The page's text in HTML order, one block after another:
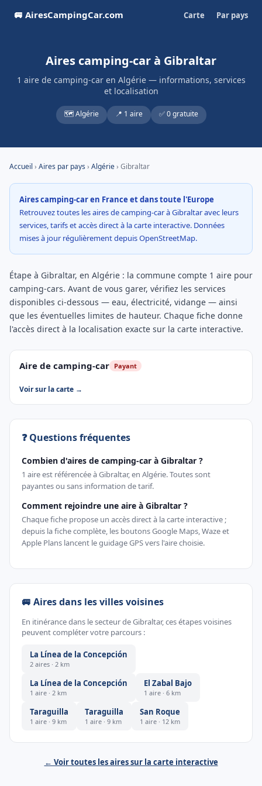
🚐 AiresCampingCar.com Carte Par pays
Aires camping-car à Gibraltar
1 aire de camping-car en Algérie — informations, services
et localisation
🗺️ Algérie 📍 1 aire ✅ 0 gratuite
Accueil › Aires par pays› Algérie› Gibraltar
Aires camping-car en France et dans toute l'Europe
Retrouvez toutes les aires de camping-car à Gibraltar avec leurs
services, tarifs et accès direct à la carte interactive. Données
mises à jour régulièrement depuis OpenStreetMap.
Étape à Gibraltar, en Algérie : la commune compte 1 aire pour
camping-cars. Avant de vous garer, vérifiez les services
disponibles ci-dessous — eau, électricité, vidange — ainsi
que les éventuelles limites de hauteur. Chaque fiche donne
l'accès direct à la localisation exacte sur la carte interactive.
Aire de camping-car Payant
Voir sur la carte →
❓ Questions fréquentes
Combien d'aires de camping-car à Gibraltar ?
1 aire est référencée à Gibraltar, en Algérie. Toutes sont
payantes ou sans information de tarif.
Comment rejoindre une aire à Gibraltar ?
Chaque fiche propose un accès direct à la carte interactive ;
depuis la fiche complète, les boutons Google Maps, Waze et
Apple Plans lancent le guidage GPS vers l'aire choisie.
🚐 Aires dans les villes voisines
En itinérance dans le secteur de Gibraltar, ces étapes voisines
peuvent compléter votre parcours :
La Línea de la Concepción
2 aires · 2 km
La Línea de la Concepción
1 aire · 2 km
El Zabal Bajo
1 aire · 6 km
Taraguilla
1 aire · 9 km
Taraguilla
1 aire · 9 km
San Roque
1 aire · 12 km
← Voir toutes les aires sur la carte interactive